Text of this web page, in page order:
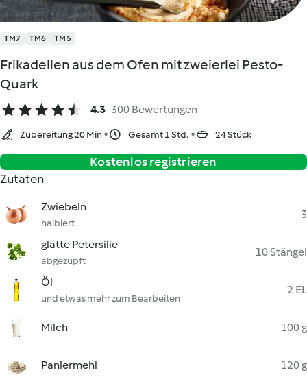
TM7 TM6 TM5
Frikadellen aus dem Ofen mit zweierlei Pesto-
Quark
4.3 300 Bewertungen
Zubereitung 20 Min Gesamt 1 Std. 24 Stück
Kostenlos registrieren
Zutaten
Zwiebeln
halbiert
3
glatte Petersilie
abgezupft
10 Stängel
Öl
und etwas mehr zum Bearbeiten
2 EL
Milch 100 g
Paniermehl 120 g